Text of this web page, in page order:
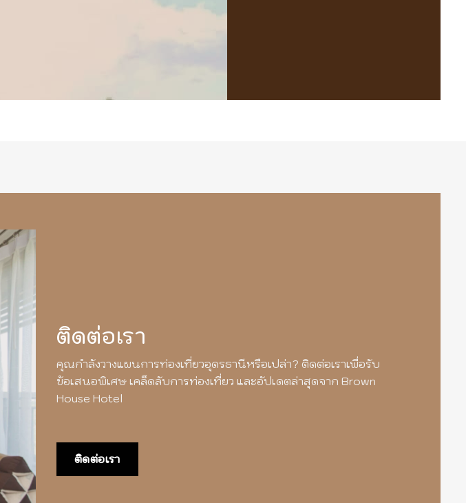
ติดต่อเรา
คุณกำลังวางแผนการท่องเที่ยวอุดรธานีหรือเปล่า? ติดต่อเราเพื่อรับ
ข้อเสนอพิเศษ เคล็ดลับการท่องเที่ยว และอัปเดตล่าสุดจาก Brown
House Hotel
ติดต่อเรา